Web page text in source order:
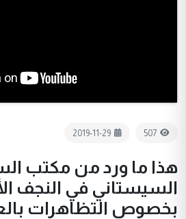
507
2019-11-29
هذا ما ورد من مكتب
السيستاني في النجف
بخصوص التظاهرات